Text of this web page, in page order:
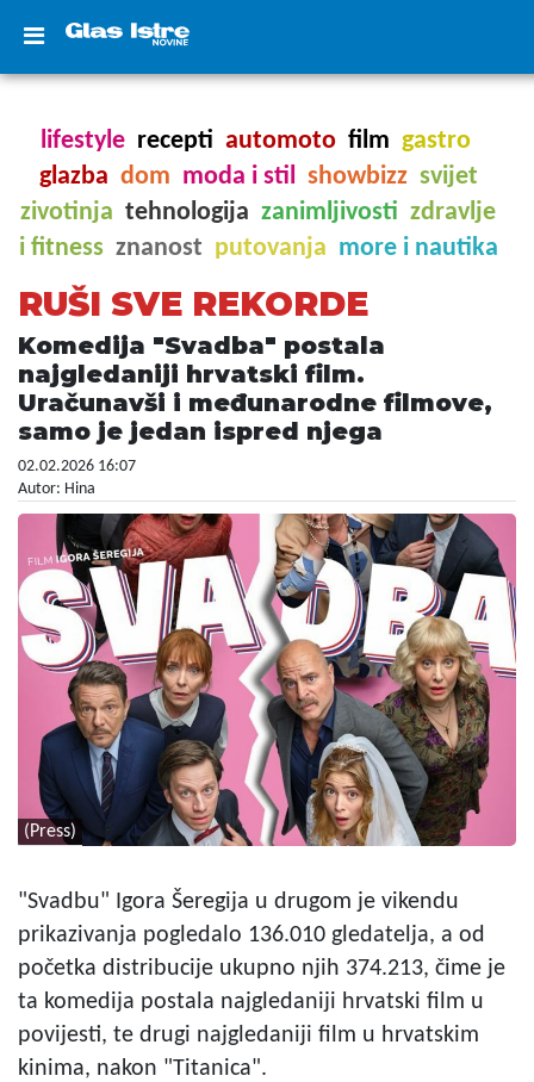
lifestyle recepti automoto film gastro
glazba dom moda i stil showbizz svijet
zivotinja tehnologija zanimljivosti zdravlje
i fitness znanost putovanja more i nautika
RUŠI SVE REKORDE
Komedija "Svadba" postala
najgledaniji hrvatski film.
Uračunavši i međunarodne filmove,
samo je jedan ispred njega
02.02.2026 16:07
Autor: Hina
(Press)
"Svadbu" Igora Šeregija u drugom je vikendu
prikazivanja pogledalo 136.010 gledatelja, a od
početka distribucije ukupno njih 374.213, čime je
ta komedija postala najgledaniji hrvatski film u
povijesti, te drugi najgledaniji film u hrvatskim
kinima, nakon "Titanica".